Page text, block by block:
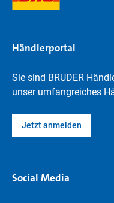
Händlerportal
Sie sind BRUDER
unser umfangreiches
Jetzt anmelden
Social Media